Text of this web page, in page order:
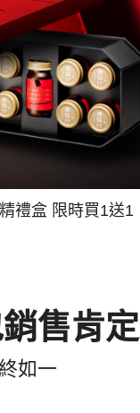
禮盒 限時買1送1
售肯定
如一